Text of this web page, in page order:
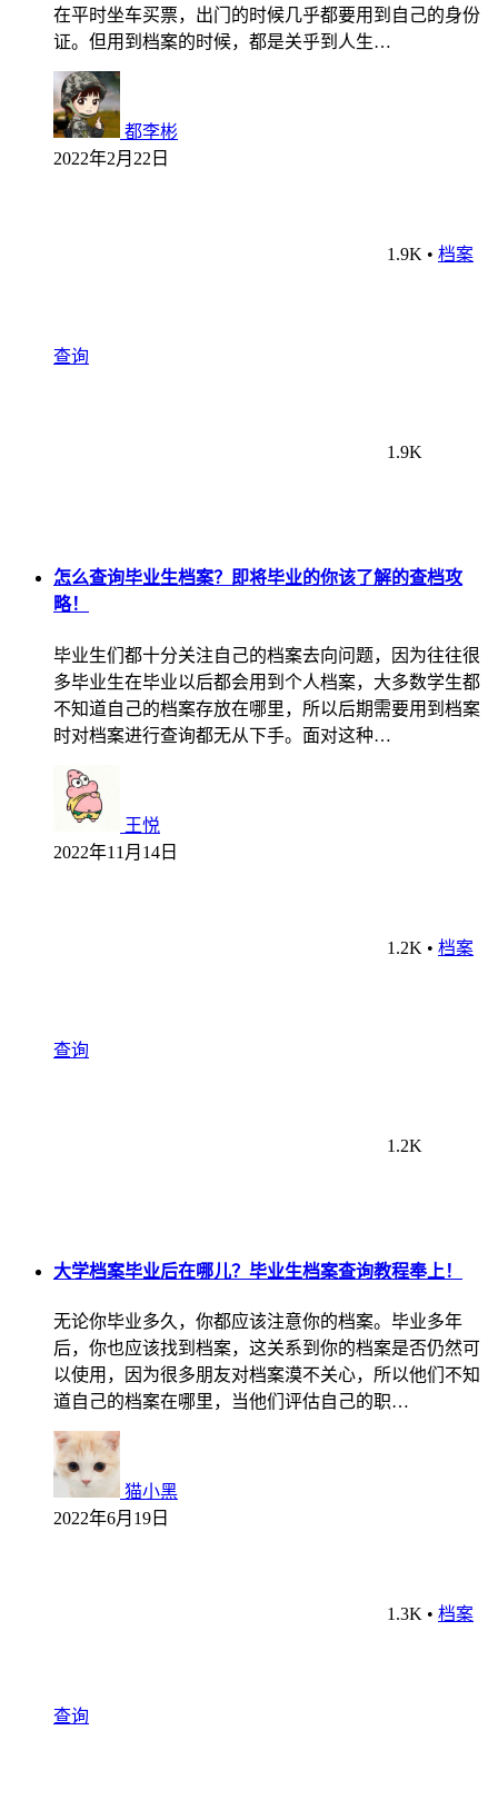
在平时坐车买票，出门的时候几乎都要用到自己的身份
证。但用到档案的时候，都是关乎到人生…
都李彬
2022年2月22日
1.9K • 档案
查询
1.9K
怎么查询毕业生档案？即将毕业的你该了解的查档攻
略！
毕业生们都十分关注自己的档案去向问题，因为往往很
多毕业生在毕业以后都会用到个人档案，大多数学生都
不知道自己的档案存放在哪里，所以后期需要用到档案
时对档案进行查询都无从下手。面对这种…
王悦
2022年11月14日
1.2K • 档案
查询
1.2K
大学档案毕业后在哪儿？毕业生档案查询教程奉上！
无论你毕业多久，你都应该注意你的档案。毕业多年
后，你也应该找到档案，这关系到你的档案是否仍然可
以使用，因为很多朋友对档案漠不关心，所以他们不知
道自己的档案在哪里，当他们评估自己的职…
猫小黑
2022年6月19日
1.3K • 档案
查询